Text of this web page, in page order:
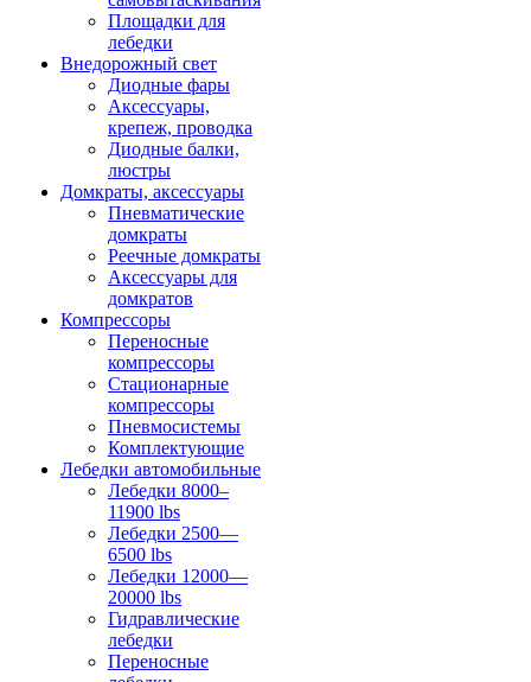
Площадки для
лебедки
Внедорожный свет
Диодные фары
Аксессуары,
крепеж, проводка
Диодные балки,
люстры
Домкраты, аксессуары
Пневматические
домкраты
Реечные домкраты
Аксессуары для
домкратов
Компрессоры
Переносные
компрессоры
Стационарные
компрессоры
Пневмосистемы
Комплектующие
Лебедки автомобильные
Лебедки 8000–
11900 lbs
Лебедки 2500—
6500 lbs
Лебедки 12000—
20000 lbs
Гидравлические
лебедки
Переносные